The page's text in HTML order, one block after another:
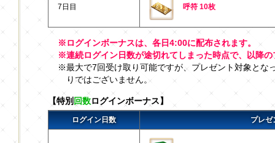
7日目 呼符 10枚
※ログインボーナスは、各日4:00に配布されます。
※連続ログイン日数が途切れてしまった時点で、以降
※最大で7回受け取り可能ですが、プレゼント対象とな
りではございません。
【特別 回数ログインボーナス】
ログイン日数 プレゼ